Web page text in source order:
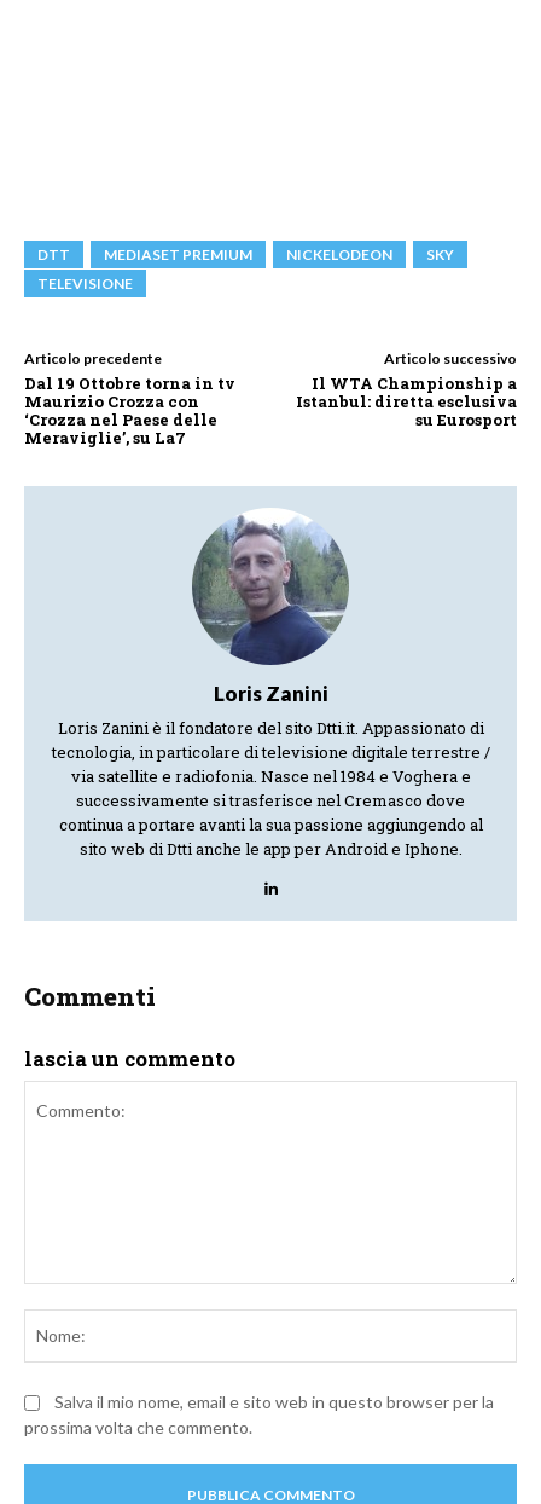
DTT MEDIASET PREMIUM NICKELODEON
SKY
TELEVISIONE
Articolo precedente
Dal 19 Ottobre torna in tv
Maurizio Crozza con
‘Crozza nel Paese delle
Meraviglie’, su La7
Articolo successivo
Il WTA Championship a
Istanbul: diretta esclusiva
su Eurosport
Loris Zanini
Loris Zanini è il fondatore del sito Dtti.it. Appassionato di
tecnologia, in particolare di televisione digitale terrestre /
via satellite e radiofonia. Nasce nel 1984 e Voghera e
successivamente si trasferisce nel Cremasco dove
continua a portare avanti la sua passione aggiungendo al
sito web di Dtti anche le app per Android e Iphone.
Commenti
lascia un commento
Salva il mio nome, email e sito web in questo browser per la
prossima volta che commento.